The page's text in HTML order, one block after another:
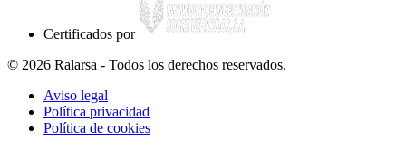
Certificados por
© 2026 Ralarsa - Todos los derechos reservados.
Aviso legal
Política privacidad
Política de cookies